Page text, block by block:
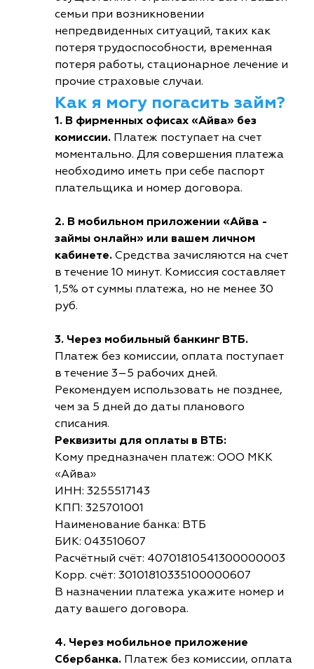
семьи при возникновении
непредвиденных ситуаций, таких как
потеря трудоспособности, временная
потеря работы, стационарное лечение и
прочие страховые случаи.
Как я могу погасить займ?
1. В фирменных офисах «Айва» без
комиссии. Платеж поступает на счет
моментально. Для совершения платежа
необходимо иметь при себе паспорт
плательщика и номер договора.
2. В мобильном приложении «Айва -
займы онлайн» или вашем личном
кабинете. Средства зачисляются на счет
в течение 10 минут. Комиссия составляет
1,5% от суммы платежа, но не менее 30
руб.
3. Через мобильный банкинг ВТБ.
Платеж без комиссии, оплата поступает
в течение 3–5 рабочих дней.
Рекомендуем использовать не позднее,
чем за 5 дней до даты планового
списания.
Реквизиты для оплаты в ВТБ:
Кому предназначен платеж: ООО МКК
«Айва»
ИНН: 3255517143
КПП: 325701001
Наименование банка: ВТБ
БИК: 043510607
Расчётный счёт: 40701810541300000003
Корр. счёт: 30101810335100000607
В назначении платежа укажите номер и
дату вашего договора.
4. Через мобильное приложение
Сбербанка. Платеж без комиссии, оплата